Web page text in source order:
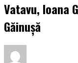
Vatavu, Ioana
Găinușă